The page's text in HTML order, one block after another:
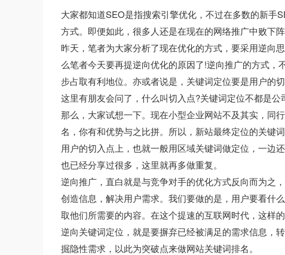
大家都知道SEO是指搜索引擎优化，不过在多数的新手
方式。即便如此，很多人还是在现在的网络推广中败下阵
昨天，笔者为大家分析了现在优化的方式，要采用逆向
么笔者今天要再提逆向优化的原因了!逆向推广的方式
步占取有利地位。亦或者说是，关键词定位要是用户的切
这里有朋友会问了，什么叫切入点?关键词定位不都是
那么，大家试想一下。现在小型企业网站不及其实，同
名，你有和优势与之比拼。所以，新站最终定位的关键
用户的切入点上，也就一般用区域关键词做定位，一边
也已经分享过很多，这里就再多做重复。
逆向推广，直白就是与竞争对手的优化方式反向而为之
创造信息，解决用户需求。我们要做的是，用户要看什
取他们所需要的内容。在这个提速的互联网时代，这样的
逆向关键词定位，就是要摒弃已经被满足的需求信息，
掘隐性需求，以此为突破点来做网站关键词排名。